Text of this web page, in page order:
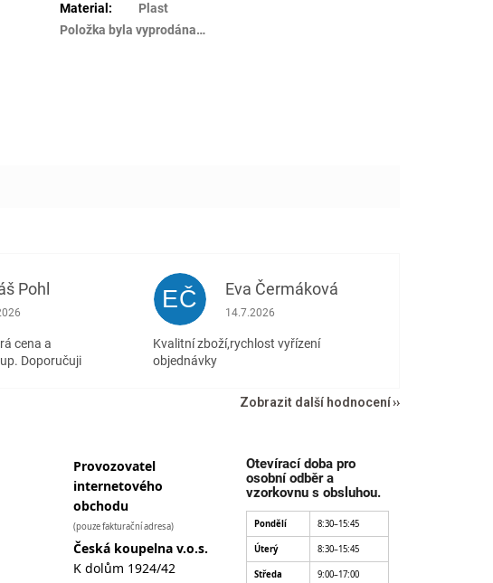
Material :
Plast
Položka byla vyprodána…
Pohl
obchodu je 5 z 5 hvězdiček.
cena a
Doporučuji
EČ Eva Čermáková
Hodnocení obchodu je 5 z 5 hvězdiček.
14.7.2026
Kvalitní zboží,rychlost vyřízení
objednávky
Zobrazit další hodnocení
Provozovatel
internetového
obchodu
(pouze fakturační adresa)
Česká koupelna v.o.s.
K dolům 1924/42
Otevírací doba pro
osobní odběr a
vzorkovnu s obsluhou.
Pondělí 8:30–15:45
Úterý 8:30–15:45
Středa 9:00–17:00